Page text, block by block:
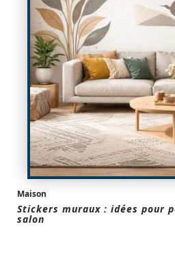
Maison
Stickers muraux : idées pour
salon